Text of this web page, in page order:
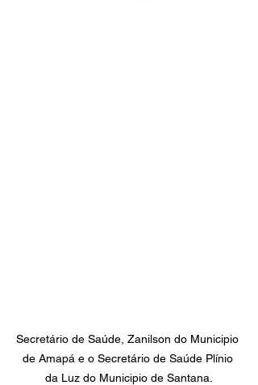
Secretário de Saúde, Zanilson do Municipio
de Amapá e o Secretário de Saúde Plínio
da Luz do Municipio de Santana.